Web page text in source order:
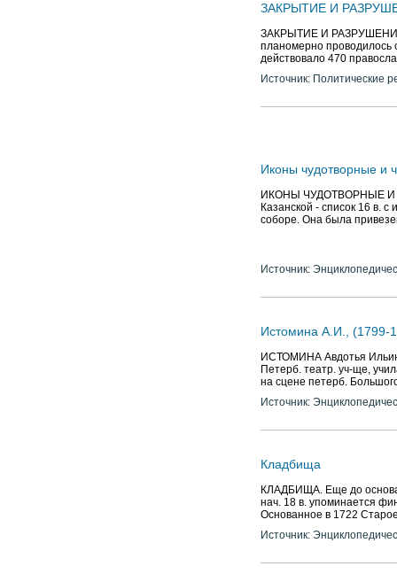
ЗАКРЫТИЕ И
ЗАКРЫТИЕ И РАЗРУШЕНИЕ
планомерно проводилось
действовало 470
Источник: Политические
Иконы чудотворные и
ИКОНЫ ЧУДОТВОРНЫЕ И
Казанской - список 16 в.
соборе. Она была
Источник:
Истомина А.И., (1799-
ИСТОМИНА Авдотья
Петерб. театр. уч-ще,
на сцене петерб.
Источник:
Кладбища
КЛАДБИЩА. Еще до
нач. 18 в. упоминается
Основанное в 1722
Источник: